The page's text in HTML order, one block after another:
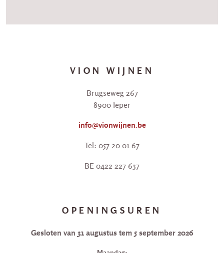
VION WIJNEN
Brugseweg 267
8900 Ieper
info@vionwijnen.be
Tel: 057 20 01 67
BE 0422 227 637
OPENINGSUREN
Gesloten van 31 augustus tem 5 september 2026